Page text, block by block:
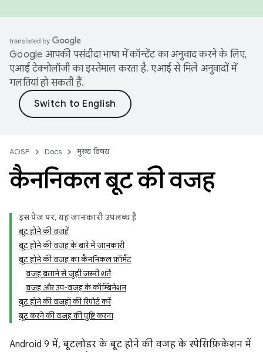
Google आपकी पसंदीदा भाषा में कॉन्टेंट का अनुवाद करने के लिए,
एआई टेक्नोलॉजी का इस्तेमाल करता है. एआई से मिले अनुवादों में
गलतियां हो सकती हैं.
AOSP Docs मुख्य विषय
कैननिकल बूट की वजह
इस पेज पर, यह जानकारी उपलब्ध है
बूट होने की वजहें
बूट होने की वजह के बारे में जानकारी
बूट होने की वजह का कैननिकल फ़ॉर्मैट
वजह बताने से जुड़ी ज़रूरी शर्तें
वजह और उप-वजह के कॉम्बिनेशन
बूट होने की वजहों की रिपोर्ट करें
बूट करने की वजह की पुष्टि करना
Android 9 में, बूटलोडर के बूट होने की वजह के स्पेसिफ़िकेशन में